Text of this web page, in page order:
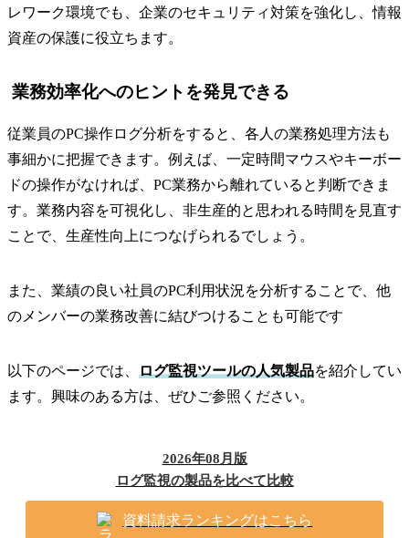
レワーク環境でも、企業のセキュリティ対策を強化し、情報
資産の保護に役立ちます。
業務効率化へのヒントを発見できる
従業員のPC操作ログ分析をすると、各人の業務処理方法も
事細かに把握できます。例えば、一定時間マウスやキーボー
ドの操作がなければ、PC業務から離れていると判断できま
す。業務内容を可視化し、非生産的と思われる時間を見直す
ことで、生産性向上につなげられるでしょう。
また、業績の良い社員のPC利用状況を分析することで、他
のメンバーの業務改善に結びつけることも可能です
以下のページでは、 ログ監視ツールの人気製品を紹介してい
ます。興味のある方は、ぜひご参照ください。
2026年08月版
ログ監視の製品を比べて比較
資料請求ランキングはこちら